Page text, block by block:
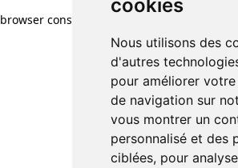
cookies
Nous utilisons des
d'autres
pour améliorer
de navigation sur
vous montrer un
personnalisé et des
ciblées, pour
cookies
Nous utilisons des
d'autres
pour améliorer
de navigation sur
vous montrer un
personnalisé et des
ciblées, pour
browser console for more information)